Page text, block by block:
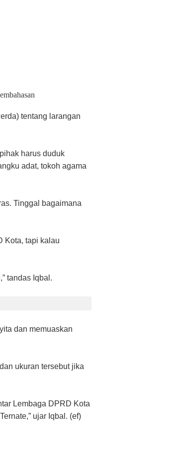
tentang larangan
harus duduk
adat, tokoh agama
Tinggal bagaimana
Kota, tapi kalau
tandas Iqbal.
dan memuaskan
ukuran tersebut jika
Lembaga DPRD Kota
ujar Iqbal. (ef)